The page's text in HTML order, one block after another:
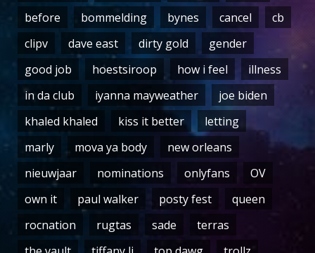
before
bommelding bynes cancel
cb
clipv
dave east dirty gold
gender
good job
hoestsiroop how i feel
illness
in da club
iyanna mayweather
joe biden
khaled khaled
kiss it better
letting
marly
mova ya body
new orleans
nieuwjaar
nominations onlyfans
OV
own it
paul walker posty fest
queen
rocnation
rugtas sade
terras